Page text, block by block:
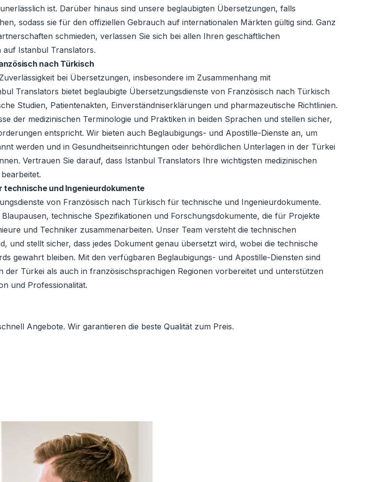
ist. Darüber hinaus sind unsere beglaubigten Übersetzungen, falls
sodass sie für den offiziellen Gebrauch auf internationalen Märkten gültig sind. Ganz
schmieden, verlassen Sie sich bei allen Ihren geschäftlichen
Istanbul Translators.
nach Türkisch
bei Übersetzungen, insbesondere im Zusammenhang mit
Translators bietet beglaubigte Übersetzungsdienste von Französisch nach Türkisch
Studien, Patientenakten, Einverständniserklärungen und pharmazeutische Richtlinien.
der medizinischen Terminologie und Praktiken in beiden Sprachen und stellen sicher,
entspricht. Wir bieten auch Beglaubigungs- und Apostille-Dienste an, um
werden und in Gesundheitseinrichtungen oder behördlichen Unterlagen in der Türkei
Vertrauen Sie darauf, dass Istanbul Translators Ihre wichtigsten medizinischen
und Ingenieurdokumente
von Französisch nach Türkisch für technische und Ingenieurdokumente.
technische Spezifikationen und Forschungsdokumente, die für Projekte
und Techniker zusammenarbeiten. Unser Team versteht die technischen
und stellt sicher, dass jedes Dokument genau übersetzt wird, wobei die technische
gewahrt bleiben. Mit den verfügbaren Beglaubigungs- und Apostille-Diensten sind
Türkei als auch in französischsprachigen Regionen vorbereitet und unterstützen
und Professionalität.
Angebote. Wir garantieren die beste Qualität zum Preis.